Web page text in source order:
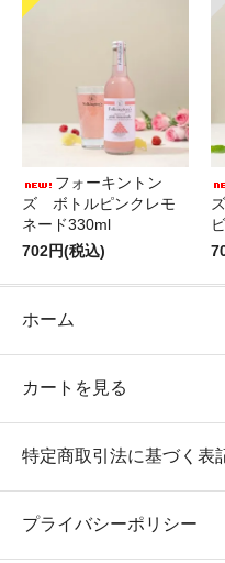
フォーキントン
ズ ボトルピンクレモ
ネード330ml
702円(税込)
ホーム
カートを見る
特定商取引法に基づく表
プライバシーポリシー